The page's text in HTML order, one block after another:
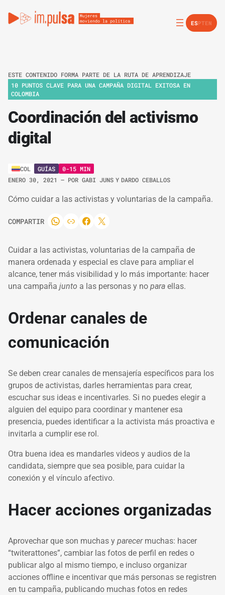
ESPTEN
ESTE CONTENIDO FORMA PARTE DE LA RUTA DE APRENDIZAJE
10 PUNTOS CLAVE PARA UNA CAMPAÑA DIGITAL EXITOSA EN
COLOMBIA
Coordinación del activismo
digital
COL GUÍAS
0-15 MIN
ENERO 30, 2021 – POR GABI JUNS Y DARDO CEBALLOS
Cómo cuidar a las activistas y voluntarias de la campaña.
COMPARTIR
Cuidar a las activistas, voluntarias de la campaña de
manera ordenada y especial es clave para ampliar el
alcance, tener más visibilidad y lo más importante: hacer
una campaña junto a las personas y no para ellas.
Ordenar canales de
comunicación
Se deben crear canales de mensajería específicos para los
grupos de activistas, darles herramientas para crear,
escuchar sus ideas e incentivarles. Si no puedes elegir a
alguien del equipo para coordinar y mantener esa
presencia, puedes identificar a la activista más proactiva e
invitarla a cumplir ese rol.
Otra buena idea es mandarles videos y audios de la
candidata, siempre que sea posible, para cuidar la
conexión y el vínculo afectivo.
Hacer acciones organizadas
Aprovechar que son muchas y parecermuchas: hacer
“twiterattones”, cambiar las fotos de perfil en redes o
publicar algo al mismo tiempo, e incluso organizar
acciones offline e incentivar que más personas se registren
en tu campaña, publicando muchas fotos en redes